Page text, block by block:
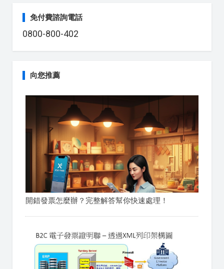
免付費諮詢電話
0800-800-402
向您推薦
開錯發票怎麼辦？完整解答幫你快速處理！